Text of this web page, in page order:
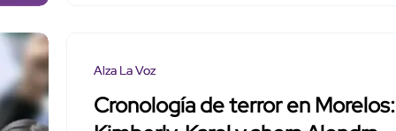
Alza La Voz
Cronología de terror en Morelos: